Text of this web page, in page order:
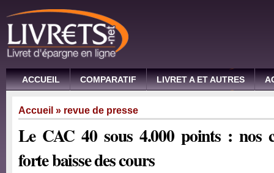
ACCUEIL COMPARATIF LIVRET A ET AUTRES
Accueil » revue de presse
Le CAC 40 sous 4.000 points : nos
forte baisse des cours